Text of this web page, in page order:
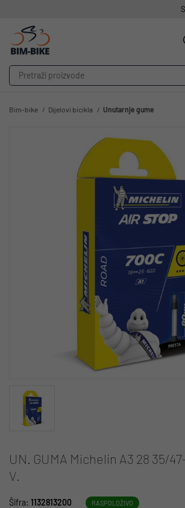
Bim-bike Dijelovi bicikla Unutarnje gume
UN. GUMA Michelin A3 28 35/
V.
Šifra: 1132813200 RASPOLOŽIVO